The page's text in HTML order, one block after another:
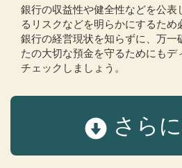
銀行の収益性や健全性などを公表
るリスクなどを明らかにするため
銀行の経営現状を知らずに、万
たの大切な預金を守るためにもデ
チェックしましょう。
さら